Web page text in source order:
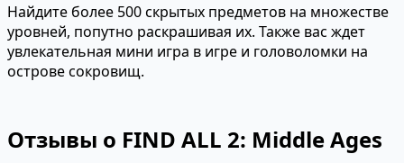
Найдите более 500 скрытых предметов на множестве
уровней, попутно раскрашивая их. Также вас ждет
увлекательная мини игра в игре и головоломки на
острове сокровищ.
Отзывы о FIND ALL 2: Middle Ages